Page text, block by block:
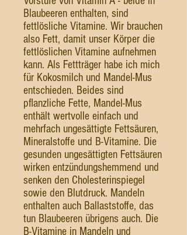
Blaubeeren enthalten, sind
fettlösliche Vitamine. Wir brauchen
also Fett, damit unser Körper die
fettlöslichen Vitamine aufnehmen
kann. Als Fettträger habe ich mich
für Kokosmilch und Mandel-Mus
entschieden. Beides sind
pflanzliche Fette, Mandel-Mus
enthält wertvolle einfach und
mehrfach ungesättigte Fettsäuren,
Mineralstoffe und B-Vitamine. Die
gesunden ungesättigten Fettsäuren
wirken entzündungshemmend und
senken den Cholesterinspiegel
sowie den Blutdruck. Mandeln
enthalten auch Ballaststoffe, das
tun Blaubeeren übrigens auch. Die
B-Vitamine in Mandeln und